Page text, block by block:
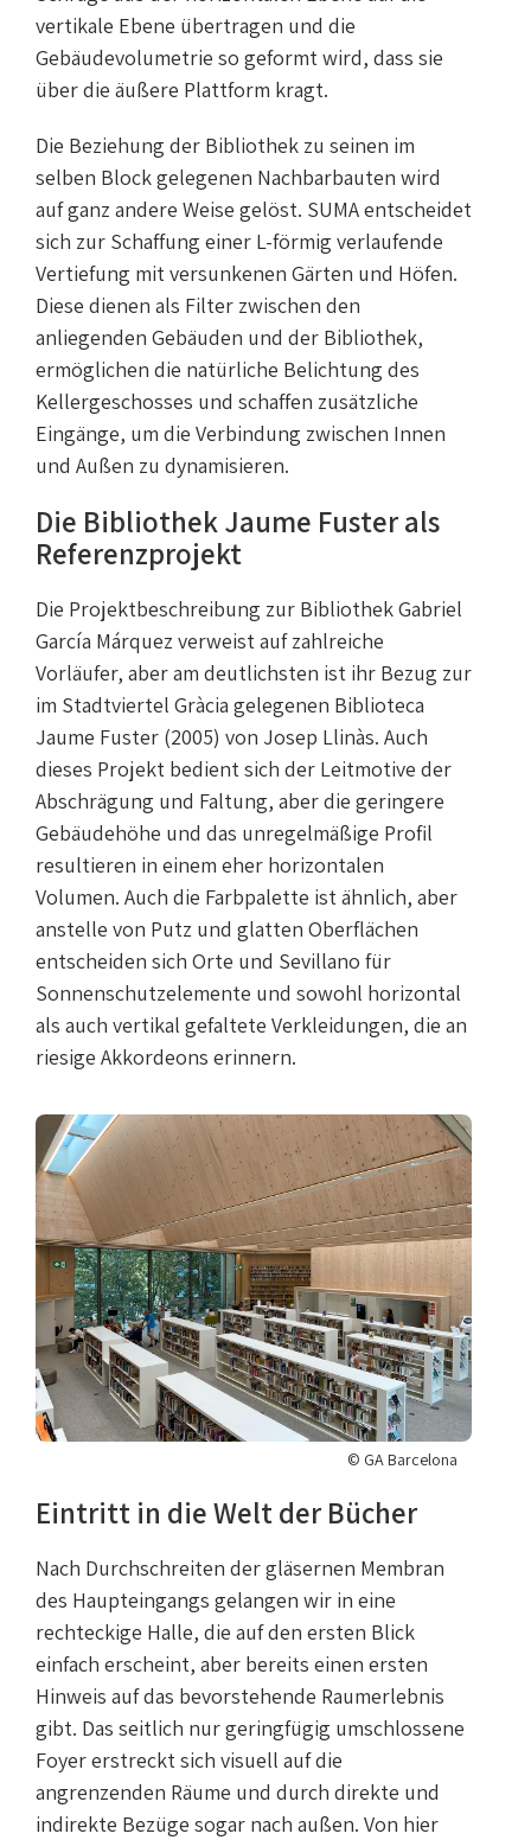
vertikale Ebene übertragen und die
Gebäudevolumetrie so geformt wird, dass sie
über die äußere Plattform kragt.
Die Beziehung der Bibliothek zu seinen im
selben Block gelegenen Nachbarbauten wird
auf ganz andere Weise gelöst. SUMA entscheidet
sich zur Schaffung einer L-förmig verlaufende
Vertiefung mit versunkenen Gärten und Höfen.
Diese dienen als Filter zwischen den
anliegenden Gebäuden und der Bibliothek,
ermöglichen die natürliche Belichtung des
Kellergeschosses und schaffen zusätzliche
Eingänge, um die Verbindung zwischen Innen
und Außen zu dynamisieren.
Die Bibliothek Jaume Fuster als
Referenzprojekt
Die Projektbeschreibung zur Bibliothek Gabriel
García Márquez verweist auf zahlreiche
Vorläufer, aber am deutlichsten ist ihr Bezug zur
im Stadtviertel Gràcia gelegenen Biblioteca
Jaume Fuster (2005) von Josep Llinàs. Auch
dieses Projekt bedient sich der Leitmotive der
Abschrägung und Faltung, aber die geringere
Gebäudehöhe und das unregelmäßige Profil
resultieren in einem eher horizontalen
Volumen. Auch die Farbpalette ist ähnlich, aber
anstelle von Putz und glatten Oberflächen
entscheiden sich Orte und Sevillano für
Sonnenschutzelemente und sowohl horizontal
als auch vertikal gefaltete Verkleidungen, die an
riesige Akkordeons erinnern.
© GA Barcelona
Eintritt in die Welt der Bücher
Nach Durchschreiten der gläsernen Membran
des Haupteingangs gelangen wir in eine
rechteckige Halle, die auf den ersten Blick
einfach erscheint, aber bereits einen ersten
Hinweis auf das bevorstehende Raumerlebnis
gibt. Das seitlich nur geringfügig umschlossene
Foyer erstreckt sich visuell auf die
angrenzenden Räume und durch direkte und
indirekte Bezüge sogar nach außen. Von hier